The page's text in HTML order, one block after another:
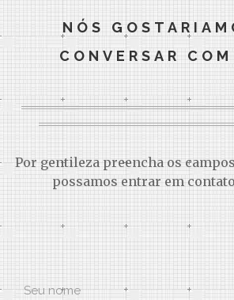
NÓS
CONVERSAR COM
Por gentileza preencha os
possamos entrar em